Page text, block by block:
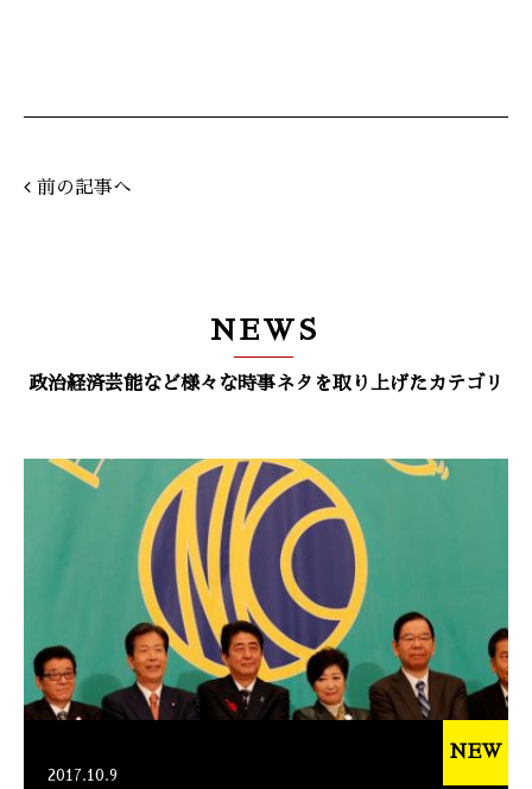
前の記事へ
NEWS
政治経済芸能など様々な時事ネタを取り上げたカテゴリ
2017.10.9
NEW